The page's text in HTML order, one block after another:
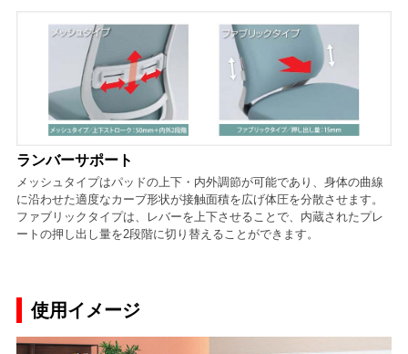
ランバーサポート
メッシュタイプはパッドの上下・内外調節が可能であり、身体の曲線
に沿わせた適度なカーブ形状が接触面積を広げ体圧を分散させます。
ファブリックタイプは、レバーを上下させることで、内蔵されたプレ
ートの押し出し量を2段階に切り替えることができます。
使用イメージ